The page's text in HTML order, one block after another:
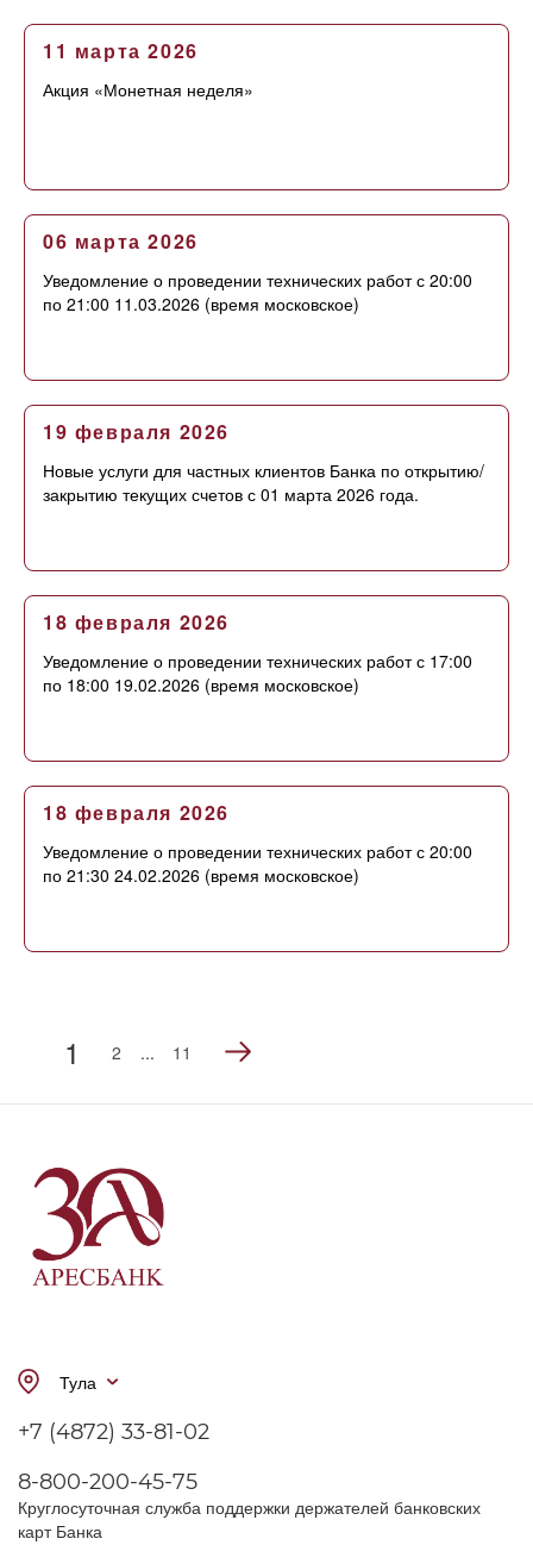
11 марта 2026
Акция «Монетная неделя»
06 марта 2026
Уведомление о проведении технических работ с 20:00
по 21:00 11.03.2026 (время московское)
19 февраля 2026
Новые услуги для частных клиентов Банка по открытию/
закрытию текущих счетов с 01 марта 2026 года.
18 февраля 2026
Уведомление о проведении технических работ с 17:00
по 18:00 19.02.2026 (время московское)
18 февраля 2026
Уведомление о проведении технических работ с 20:00
по 21:30 24.02.2026 (время московское)
1 2 ... 11
Тула
+7 (4872) 33-81-02
8-800-200-45-75
Круглосуточная служба поддержки держателей банковских
карт Банка